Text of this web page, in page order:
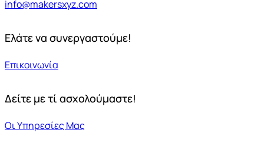
info@makersxyz.com
Ελάτε να συνεργαστούμε!
Επικοινωνία
Δείτε με τί ασχολούμαστε!
Οι Υπηρεσίες Μας